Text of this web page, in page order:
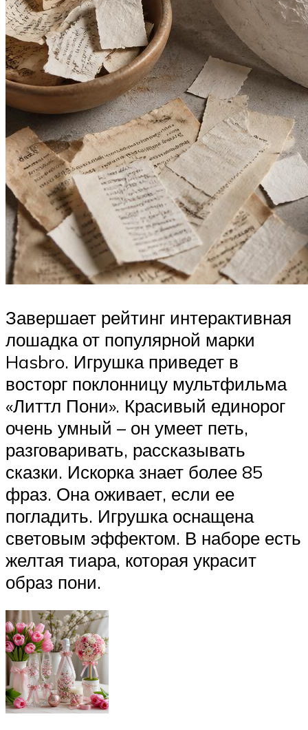
Завершает рейтинг интерактивная
лошадка от популярной марки
Hasbro. Игрушка приведет в
восторг поклонницу мультфильма
«Литтл Пони». Красивый единорог
очень умный – он умеет петь,
разговаривать, рассказывать
сказки. Искорка знает более 85
фраз. Она оживает, если ее
погладить. Игрушка оснащена
световым эффектом. В наборе есть
желтая тиара, которая украсит
образ пони.